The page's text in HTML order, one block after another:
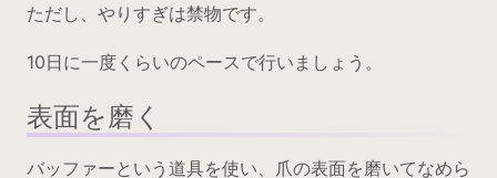
ただし、やりすぎは禁物です。
10日に一度くらいのペースで行いましょう。
表面を磨く
バッファーという道具を使い、爪の表面を磨いてなめら